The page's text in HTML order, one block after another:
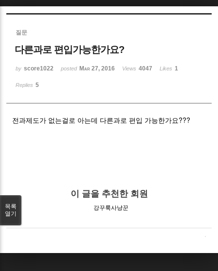
질문
다른과로 편입가능한가요?
by score1022 posted Mar 27, 2016 Views 4047 Likes 1
Replies 5
전과제도가 없는걸로 아는데 다른과로 편입 가능한가요???
이 글을 추천한 회원
강꾸룩사냥꾼
목록
열기
Sketchbook5, 스케치북5
Sketchbook5, 스케치북5